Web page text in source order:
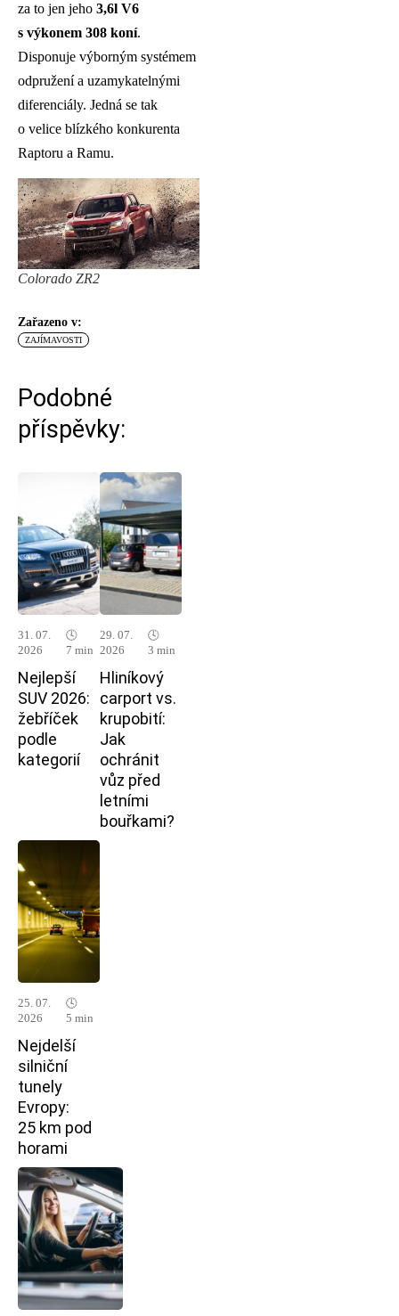
za to jen jeho 3,6l V6
s výkonem 308 koní.
Disponuje výborným systémem
odpružení a uzamykatelnými
diferenciály. Jedná se tak
o velice blízkého konkurenta
Raptoru a Ramu.
Colorado ZR2
Zařazeno v:
ZAJÍMAVOSTI
Podobné
příspěvky:
31. 07.
2026
🕓
7 min
Nejlepší
SUV 2026:
žebříček
podle
kategorií
29. 07.
2026
🕓
3 min
Hliníkový
carport vs.
krupobití:
Jak
ochránit
vůz před
letními
bouřkami?
25. 07.
2026
🕓
5 min
Nejdelší
silniční
tunely
Evropy:
25 km pod
horami